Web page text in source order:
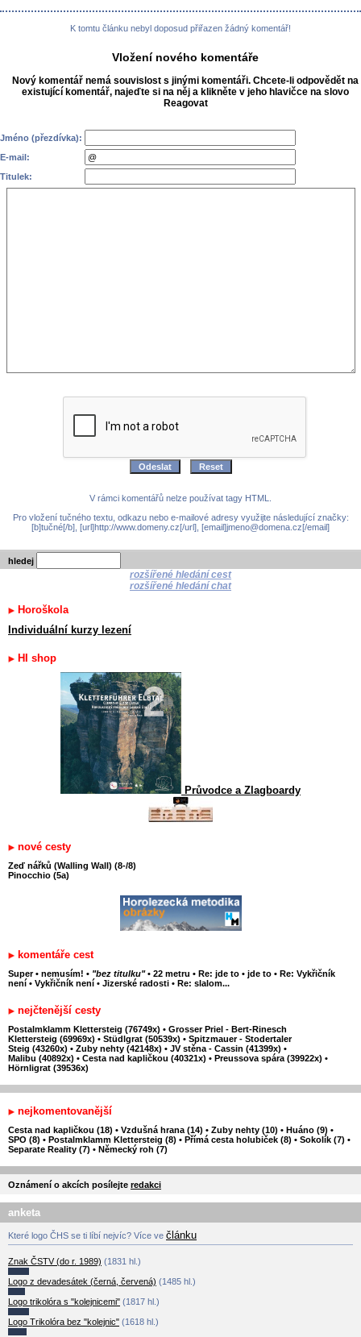
K tomtu článku nebyl doposud přiřazen žádný komentář!
Vložení nového komentáře
Nový komentář nemá souvislost s jinými komentáři. Chcete-li odpovědět na
existující komentář, najeďte si na něj a klikněte v jeho hlavičce na slovo
Reagovat
Jméno (přezdívka):
E-mail:
Titulek:
V rámci komentářů nelze používat tagy HTML.
Pro vložení tučného textu, odkazu nebo e-mailové adresy využijte následující značky:
[b]tučné[/b], [url]http://www.domeny.cz[/url], [email]jmeno@domena.cz[/email]
hledej
rozšířené hledání cest
rozšířené hledání chat
Horoškola
Individuální kurzy lezení
HI shop
Průvodce a Zlagboardy
nové cesty
Zeď nářků (Walling Wall) (8-/8)
Pinocchio (5a)
komentáře cest
Super • nemusím! • "bez titulku" • 22 metru • Re: jde to • jde to • Re: Vykřičník
není • Vykřičník není • Jizerské radosti • Re: slalom...
nejčtenější cesty
Postalmklamm Klettersteig (76749x) • Grosser Priel - Bert-Rinesch
Klettersteig (69969x) • Stüdlgrat (50539x) • Spitzmauer - Stodertaler
Steig (43260x) • Zuby nehty (42148x) • JV stěna - Cassin (41399x) •
Malibu (40892x) • Cesta nad kapličkou (40321x) • Preussova spára (39922x) •
Hörnligrat (39536x)
nejkomentovanější
Cesta nad kapličkou (18) • Vzdušná hrana (14) • Zuby nehty (10) • Huáno (9) •
SPO (8) • Postalmklamm Klettersteig (8) • Přímá cesta holubiček (8) • Sokolík (7) •
Separate Reality (7) • Německý roh (7)
Oznámení o akcích posílejte redakci
anketa
Které logo ČHS se ti líbí nejvíc? Více ve článku
Znak ČSTV (do r. 1989) (1831 hl.)
Logo z devadesátek (černá, červená) (1485 hl.)
Logo trikolóra s "kolejnicemi" (1817 hl.)
Logo Trikolóra bez "kolejnic" (1618 hl.)